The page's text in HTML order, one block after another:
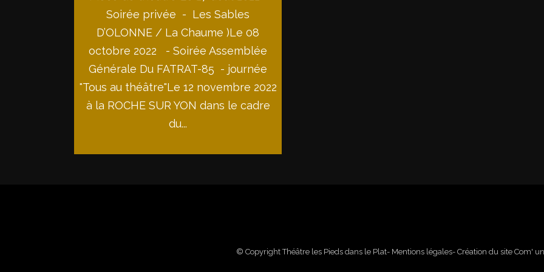
Soirée privée - Les Sables
D’OLONNE / La Chaume )Le 08
octobre 2022 - Soirée Assemblée
Générale Du FATRAT-85 - journée
"Tous au théâtre"Le 12 novembre 2022
à la ROCHE SUR YON dans le cadre
du...
© CopyrightThéâtre les Pieds dans le Plat- Mentions légales- Création du site Com'